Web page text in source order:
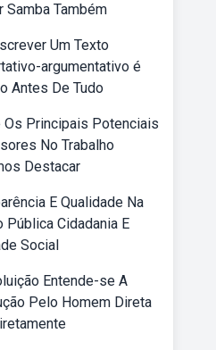
Samba Também
Um Texto
argumentativo é
Antes De Tudo
Os Principais Potenciais
No Trabalho
Destacar
E Qualidade Na
Pública Cidadania E
Social
Entende-se A
Pelo Homem Direta